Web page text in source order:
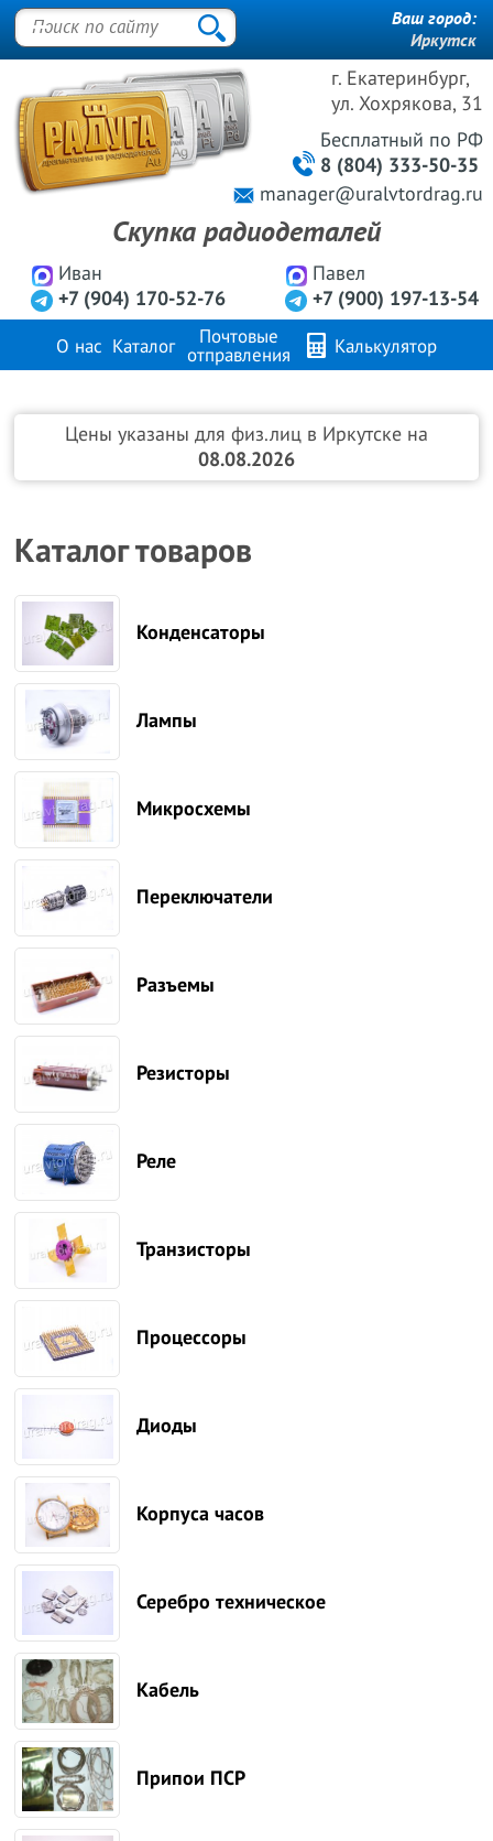
г. Екатеринбург,
ул. Хохрякова, 31
Иван
+7 (904) 170-52-76
Павел
+7 (900) 197-13-54
Бесплатный по РФ
8 (804) 333-50-35
manager@uralvtordrag.ru
Скупка радиодеталей
Ваш город:
Иркутск
О нас Каталог
Почтовые
отправления
Калькулятор
Цены указаны для физ.лиц в Иркутске на
08.08.2026
Каталог товаров
Конденсаторы
Лампы
Микросхемы
Переключатели
Разъемы
Резисторы
Реле
Транзисторы
Процессоры
Диоды
Корпуса часов
Серебро техническое
Кабель
Припои ПСР